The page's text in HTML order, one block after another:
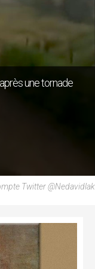
une tornade
Twitter @nedavidlak